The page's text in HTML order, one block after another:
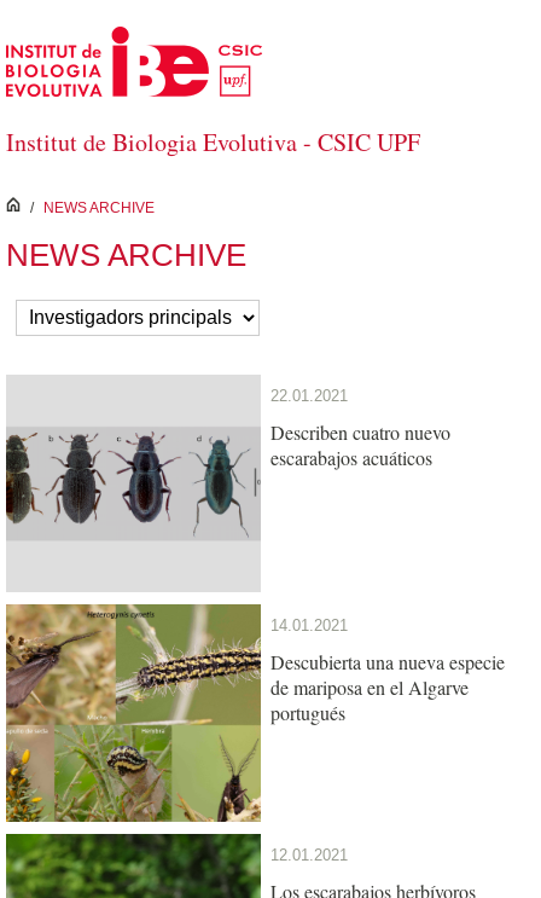
Skip to Main Content
Institut de Biologia Evolutiva - CSIC UPF
inici
/ NEWS ARCHIVE
NEWS ARCHIVE
22.01.2021
Describen cuatro nuevo
escarabajos acuáticos
14.01.2021
Descubierta una nueva especie
de mariposa en el Algarve
portugués
12.01.2021
Los escarabajos herbívoros